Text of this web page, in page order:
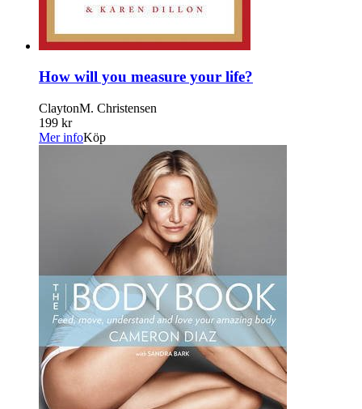
How will you measure your life?
ClaytonM. Christensen
199 kr
Mer infoKöp